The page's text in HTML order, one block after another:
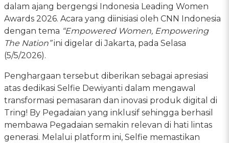
dalam ajang bergengsi Indonesia Leading Women
Awards 2026. Acara yang diinisiasi oleh CNN Indonesia
dengan tema “Empowered Women, Empowering
The Nation”ini digelar di Jakarta, pada Selasa
(5/5/2026).
Penghargaan tersebut diberikan sebagai apresiasi
atas dedikasi Selfie Dewiyanti dalam mengawal
transformasi pemasaran dan inovasi produk digital di
Tring! By Pegadaian yang inklusif sehingga berhasil
membawa Pegadaian semakin relevan di hati lintas
generasi. Melalui platform ini, Selfie memastikan